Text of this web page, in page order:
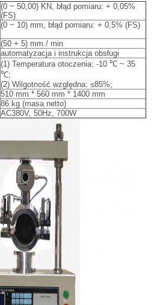
(0 ~ 50,00) KN, błąd pomiaru: + 0,05%
(FS)
(0 ~ 10) mm, błąd pomiaru: + 0,5% (FS)
(50 + 5) mm / min
automatyzacja i instrukcja obsługi
(1) Temperatura otoczenia: -10 ℃ ~ 35
℃;
(2) Wilgotność względna: ≤85%;
510 mm * 560 mm * 1400 mm
86 kg (masa netto)
AC380V, 50Hz, 700W